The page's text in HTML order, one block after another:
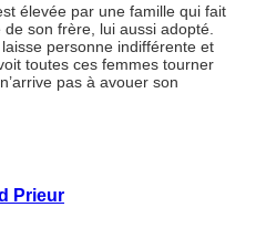
élevée par une famille qui fait
son frère, lui aussi adopté.
personne indifférente et
toutes ces femmes tourner
pas à avouer son
Prieur